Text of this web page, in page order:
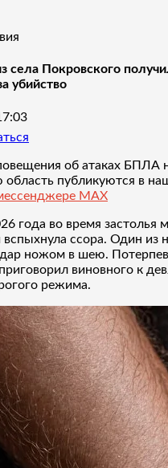
села Покровского
убийство
об атаках БПЛА
область публикуются в
MAX
года во время застолья
ссора. Один из
ножом в шею.
виновного к
режима.